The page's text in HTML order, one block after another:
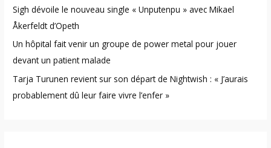
Sigh dévoile le nouveau single « Unputenpu » avec Mikael
Åkerfeldt d’Opeth
Un hôpital fait venir un groupe de power metal pour jouer
devant un patient malade
Tarja Turunen revient sur son départ de Nightwish : « J’aurais
probablement dû leur faire vivre l’enfer »